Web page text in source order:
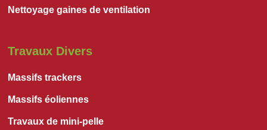
Nettoyage gaines de ventilation
Travaux Divers
Massifs trackers
Massifs éoliennes
Travaux de mini-pelle